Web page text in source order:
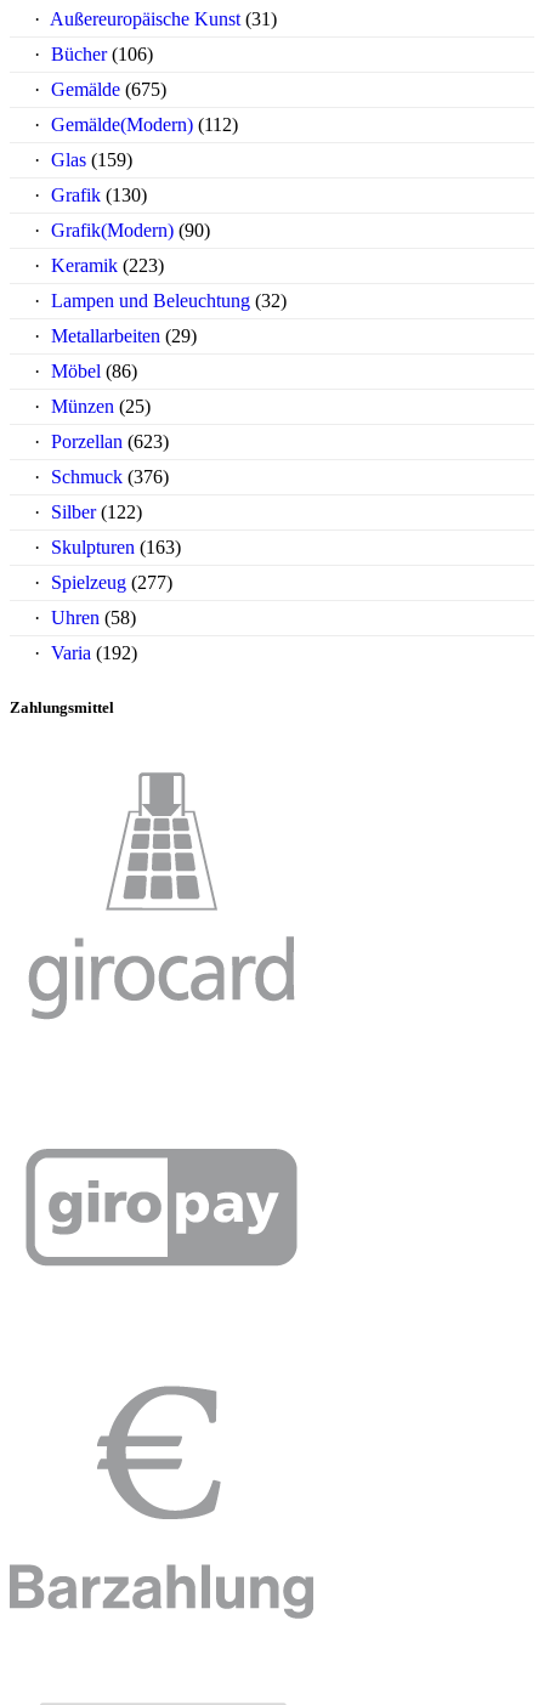
Außereuropäische Kunst (31)
Bücher (106)
Gemälde (675)
Gemälde(Modern) (112)
Glas (159)
Grafik (130)
Grafik(Modern) (90)
Keramik (223)
Lampen und Beleuchtung (32)
Metallarbeiten (29)
Möbel (86)
Münzen (25)
Porzellan (623)
Schmuck (376)
Silber (122)
Skulpturen (163)
Spielzeug (277)
Uhren (58)
Varia (192)
Zahlungsmittel